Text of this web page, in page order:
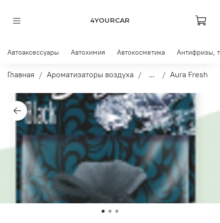
4YOURCAR
Автоаксессуары Автохимия Автокосметика Антифризы,
Главная Ароматизаторы воздуха ... Aura Fresh